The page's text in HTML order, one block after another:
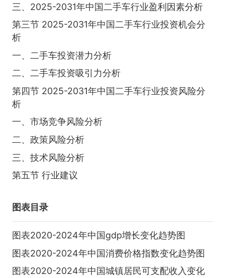
三、2025-2031年中国二手车行业盈利因素分析
第三节 2025-2031年中国二手车行业投资机会分
析
一、二手车投资潜力分析
二、二手车投资吸引力分析
第四节 2025-2031年中国二手车行业投资风险分
析
一、市场竞争风险分析
二、政策风险分析
三、技术风险分析
第五节 行业建议
图表目录
图表2020-2024年中国gdp增长变化趋势图
图表2020-2024年中国消费价格指数变化趋势图
图表2020-2024年中国城镇居民可支配收入变化